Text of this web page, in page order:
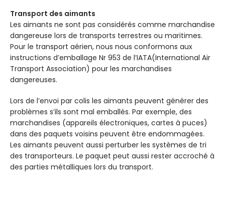
Transport des aimants
Les aimants ne sont pas considérés comme marchandise
dangereuse lors de transports terrestres ou maritimes.
Pour le transport aérien, nous nous conformons aux
instructions d’emballage Nr 953 de l’IATA(International Air
Transport Association) pour les marchandises
dangereuses.
Lors de l’envoi par colis les aimants peuvent générer des
problèmes s’ils sont mal emballés. Par exemple, des
marchandises (appareils électroniques, cartes à puces)
dans des paquets voisins peuvent être endommagées.
Les aimants peuvent aussi perturber les systèmes de tri
des transporteurs. Le paquet peut aussi rester accroché à
des parties métalliques lors du transport.